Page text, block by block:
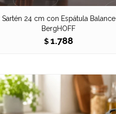
Sartén 24 cm con Espátula Balance
BergHOFF
$ 1.788